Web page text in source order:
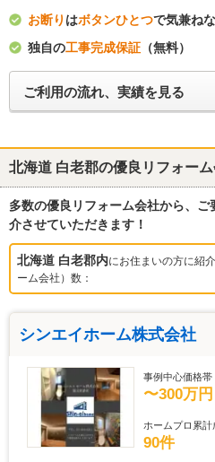
お断り はボタンひとつで気兼ね
独自の工事完成保証 （無料）
ご利用の流れ、実績を見る
北海道 白老郡の優良リフォーム
多数の優良リフォーム会社から、
介させていただきます！
北海道 白老郡内にお住まいの方に紹
ーム会社）数：
シンエイホーム株式会社
事例中心価格帯
〜300万円
ホームプロ累計
90件